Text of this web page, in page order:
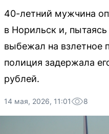
40-летний мужчина
в Норильск и,
выбежал на взлетное
полиция задержала
рублей.
14 мая, 2026, 11:01 8